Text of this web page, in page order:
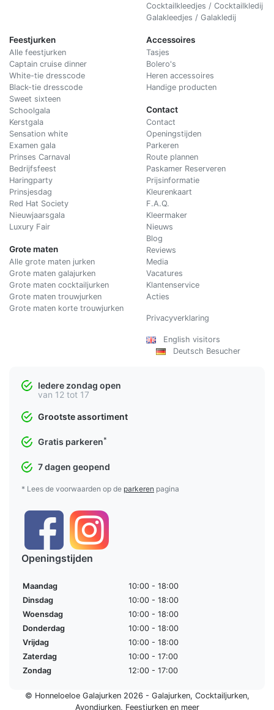
Cocktailkleedjes / Cocktailkledij
Galakleedjes / Galakledij
Feestjurken
Alle feestjurken
Captain cruise dinner
White-tie dresscode
Black-tie dresscode
Sweet sixteen
Schoolgala
Kerstgala
Sensation white
Examen gala
Prinses Carnaval
Bedrijfsfeest
Haringparty
Prinsjesdag
Red Hat Society
Nieuwjaarsgala
Luxury Fair
Grote maten
Alle grote maten jurken
Grote maten galajurken
Grote maten cocktailjurken
Grote maten trouwjurken
Grote maten korte trouwjurken
Accessoires
Tasjes
Bolero's
Heren accessoires
Handige producten
Contact
Contact
Openingstijden
Parkeren
Route plannen
Paskamer Reserveren
Prijsinformatie
Kleurenkaart
F.A.Q.
Kleermaker
Nieuws
Blog
Reviews
Media
Vacatures
Klantenservice
Acties
Privacyverklaring
English visitors
Deutsch Besucher
Iedere zondag open
van 12 tot 17
Grootste assortiment
Gratis parkeren*
7 dagen geopend
* Lees de voorwaarden op de parkeren pagina
Openingstijden
Maandag
10:00 - 18:00
Dinsdag
10:00 - 18:00
Woensdag
10:00 - 18:00
Donderdag
10:00 - 18:00
Vrijdag
10:00 - 18:00
Zaterdag
10:00 - 17:00
Zondag
12:00 - 17:00
© Honneloeloe Galajurken 2026 - Galajurken, Cocktailjurken,
Avondjurken, Feestjurkenen meer